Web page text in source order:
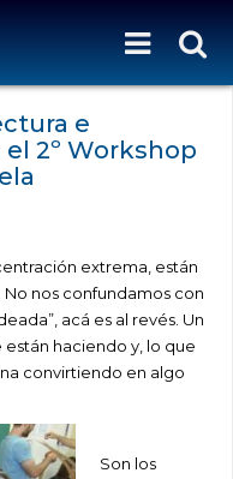
e
2º Workshop
extrema, están
nos confundamos con
acá es al revés. Un
haciendo y, lo que
convirtiendo en algo
Son los